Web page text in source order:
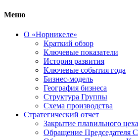
Меню
О «Норникеле»
Краткий обзор
Ключевые показатели
История развития
Ключевые события года
Бизнес-модель
География бизнеса
Структура Группы
Схема производства
Стратегический отчет
Закрытие плавильного цеха
Обращение Председателя